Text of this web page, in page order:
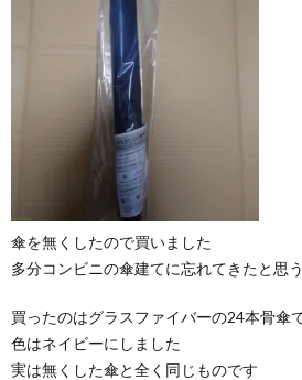
傘を無くしたので買いました
多分コンビニの傘建てに忘れてきたと思う
買ったのはグラスファイバーの24本骨傘
色はネイビーにしました
実は無くした傘と全く同じものです